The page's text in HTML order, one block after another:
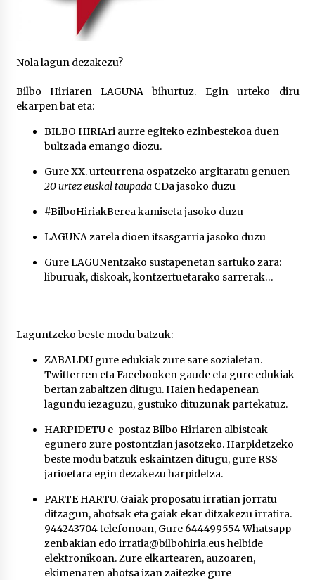
MUSIBLA #297: Bide, Boards Of Canada, Somak,
Nola lagun dezakezu?
Bilbo Hiriaren LAGUNA bihurtuz. Egin urteko diru
ekarpen bat eta:
BILBO HIRIAri aurre egiteko ezinbestekoa duen
bultzada emango diozu.
GureXX. urteurrenaospatzeko argitaratu genuen
20 urtez euskal taupadaCDa jasoko duzu
#BilboHiriakBereakamiseta jasoko duzu
LAGUNA zarela dioen itsasgarria jasoko duzu
Gure LAGUNentzako sustapenetan sartuko zara:
liburuak, diskoak, kontzertuetarako sarrerak…
Laguntzeko beste modu batzuk:
ZABALDU gure edukiak zure sare sozialetan.
TwitterrenetaFacebookengaude eta gure edukiak
bertan zabaltzen ditugu. Haien hedapenean
lagundu iezaguzu, gustuko dituzunak partekatuz.
HARPIDETU e-postaz Bilbo Hiriaren albisteak
egunero zure postontzian jasotzeko. Harpidetzeko
beste modu batzuk eskaintzen ditugu, gure RSS
jarioetara egin dezakezu harpidetza.
PARTE HARTU. Gaiak proposatu irratian jorratu
ditzagun, ahotsak eta gaiak ekar ditzakezu irratira.
944243704 telefonoan, Gure 644499554 Whatsapp
zenbakian edo irratia@bilbohiria.eus helbide
elektronikoan. Zure elkartearen, auzoaren,
ekimenaren ahotsa izan zaitezke gure